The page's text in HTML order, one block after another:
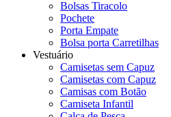
Bolsas Tiracolo
Pochete
Porta Empate
Bolsa porta Carretilhas
Vestuário
Camisetas sem Capuz
Camisetas com Capuz
Camisas com Botão
Camiseta Infantil